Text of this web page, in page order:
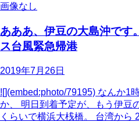
画像なし
あああ、伊豆の大島沖です
ス台風緊急帰港
2019年7月26日
![](embed:photo/79195) なんか1
か、 明日到着予定が、もう伊豆
くらいで横浜大桟橋。 台湾から